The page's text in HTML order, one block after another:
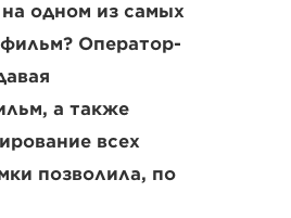
одном из самых
Оператор-
а также
всех
позволила, по